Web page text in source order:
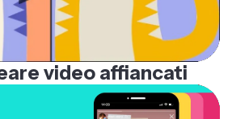
video affiancati